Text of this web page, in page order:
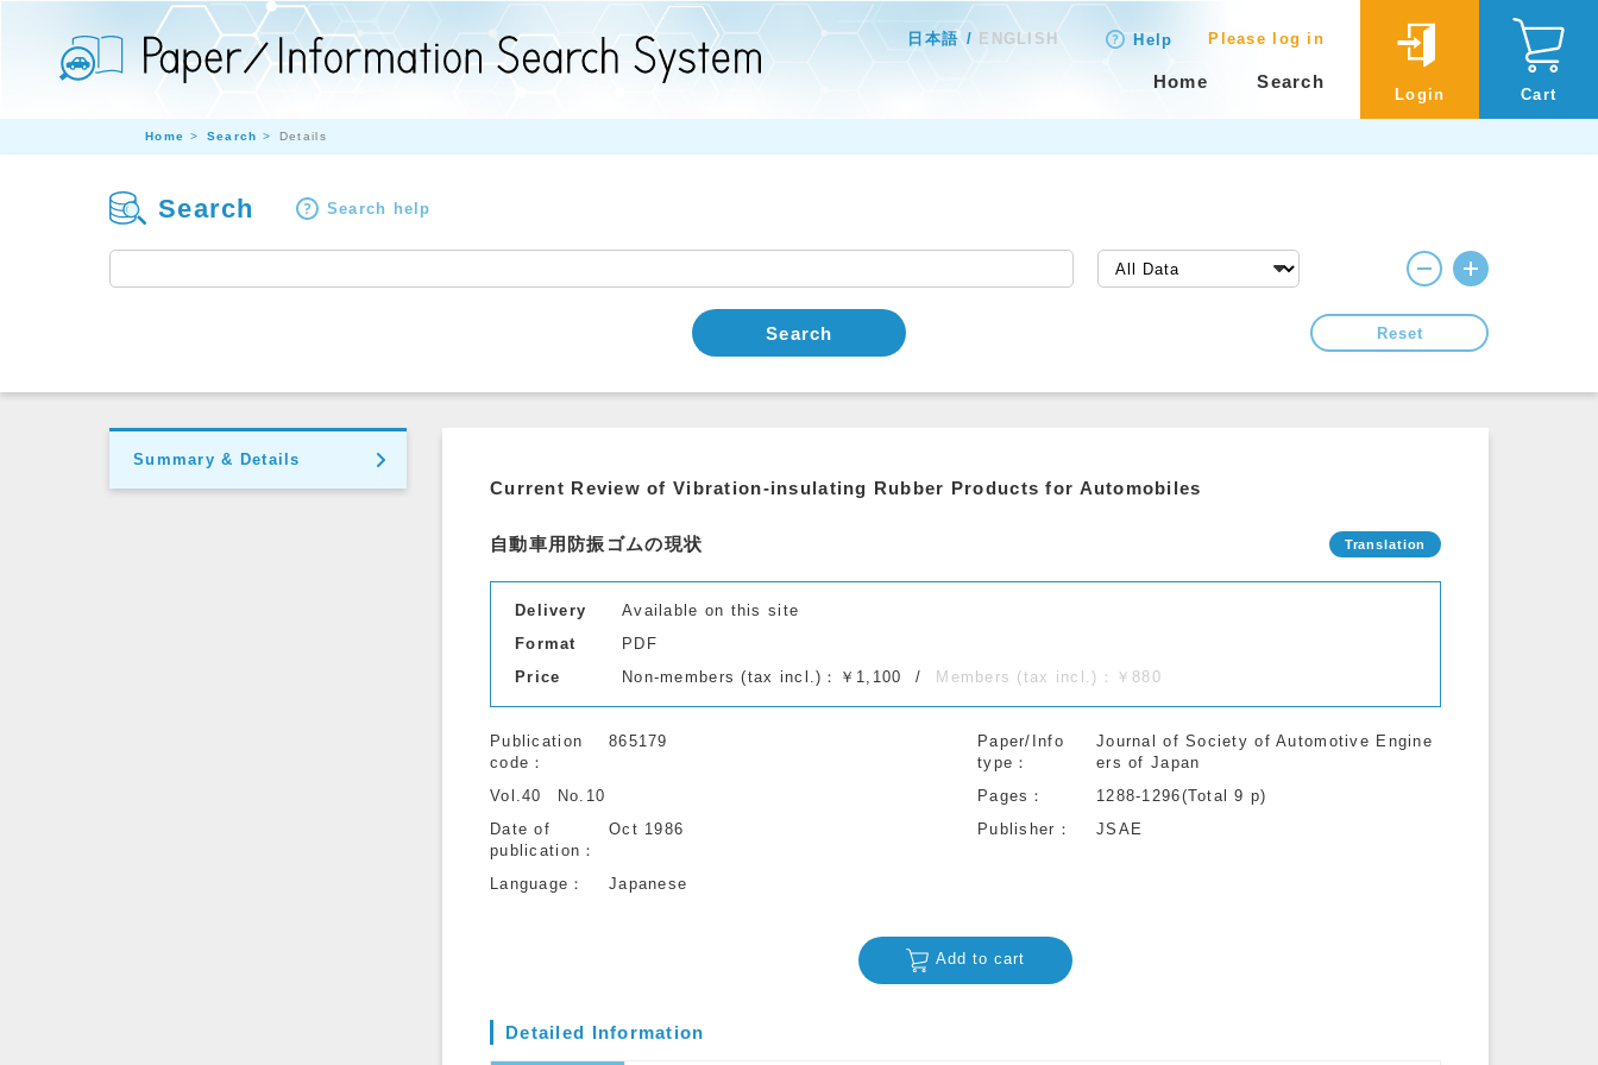
日本語 ENGLISH Help Please log in
Home Search
Login Cart
Home Search Details
Search Search help
Search Reset
Summary & Details
Current Review of Vibration-insulating Rubber Products for Automobiles
自動車用防振ゴムの現状
Delivery
Available on this site
Format
PDF
Price
Non-members (tax incl.)：￥1,100 Members (tax incl.)：￥880
Publication
code
865179
Paper/Info
type
Journal of Society of Automotive Engine
ers of Japan
Vol.40
No.10 Pages
1288-1296(Total 9 p)
Date of
publication
Oct 1986 Publisher JSAE
Language Japanese
Add to cart
Detailed Information